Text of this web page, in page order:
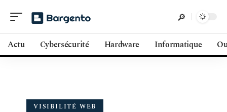
Actu Cybersécurité Hardware Informatique
VISIBILITÉ WEB